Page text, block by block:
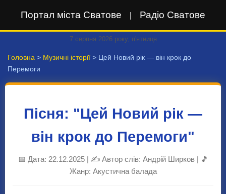
Портал міста Сватове Радіо Сватове
7 серпня 2026 року, п'ятниця
Головна > Музичні історії > Цей Новий рік — він крок до
Перемоги
Пісня: "Цей Новий рік —
він крок до Перемоги"
📅 Дата: 22.12.2025 | ✍️ Автор слів: Андрій Ширков | 🎵
Жанр: Акустична балада